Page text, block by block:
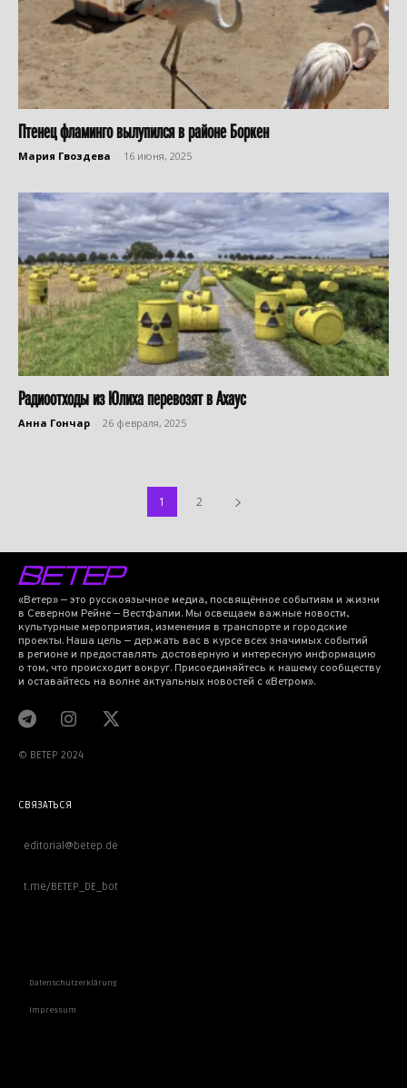
Птенец фламинго вылупился в районе Боркен
Мария Гвоздева 16 июня, 2025
Радиоотходы из Юлиха перевозят в Ахаус
Анна Гончар 26 февраля, 2025
1 2
«Ветер» — это русскоязычное медиа, посвящённое событиям и жизни
в Северном Рейне — Вестфалии. Мы освещаем важные новости,
культурные мероприятия, изменения в транспорте и городские
проекты. Наша цель — держать вас в курсе всех значимых событий
в регионе и предоставлять достоверную и интересную информацию
о том, что происходит вокруг. Присоединяйтесь к нашему сообществу
и оставайтесь на волне актуальных новостей с «Ветром».
© BETEP 2024
СВЯЗАТЬСЯ
editorial@betep.de
t.me/BETEP_DE_bot
Datenschutzerklärung
Impressum